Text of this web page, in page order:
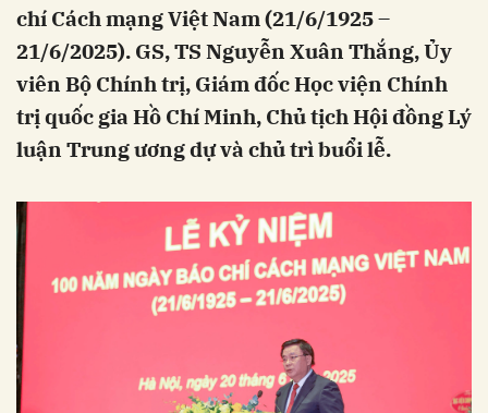
chí Cách mạng Việt Nam (21/6/1925 –
21/6/2025). GS, TS Nguyễn Xuân Thắng, Ủy
viên Bộ Chính trị, Giám đốc Học viện Chính
trị quốc gia Hồ Chí Minh, Chủ tịch Hội đồng Lý
luận Trung ương dự và chủ trì buổi lễ.